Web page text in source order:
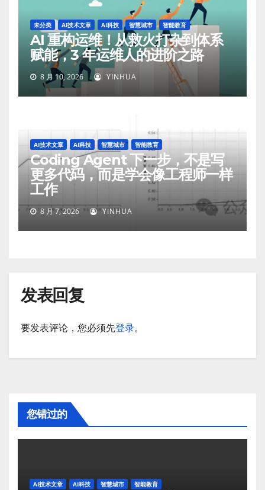
未分类 AI技术文章 AI科技 智慧城市 智能教育
AI 重构运维！从救火打杂到体系
赋能，3 年运维人的进阶之路
8 月 10, 2026 YINHUA
AI技术文章 AI科技 智慧城市 智能教育
Coding Agent 下一步，不是写
更多代码，而是学会像工程师一样
工作
8 月 7, 2026 YINHUA
发表回复
要发表评论，您必须先登录。
您错过的
AI技术文章 AI科技 智慧城市 智能教育